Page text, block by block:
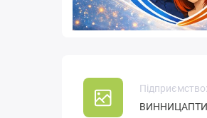
Підприємство: